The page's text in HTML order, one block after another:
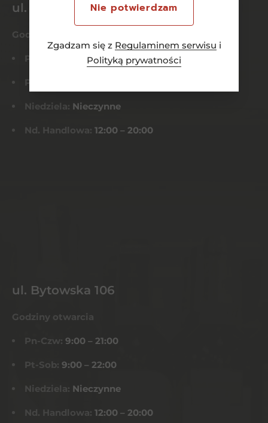
Nie potwierdzam
Zgadzam się z Regulaminem serwisu i
Polityką prywatności
ul. Dworcowa 26/6
Godziny otwarcia
Pn-Czw: 8:00 – 21:00
Pt-Sob:
Niedziela: Nieczynne
Nd. Handlowa: 12:00 – 20:00
ul. Bytowska 106
Godziny otwarcia
Pn-Czw: 9:00 – 21:00
Pt-Sob: 9:00 – 22:00
Niedziela: Nieczynne
Nd. Handlowa: 12:00 – 20:00